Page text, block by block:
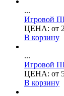
...
Игровой
ЦЕНА: от
В корзину
...
Игровой
ЦЕНА: от
В корзину